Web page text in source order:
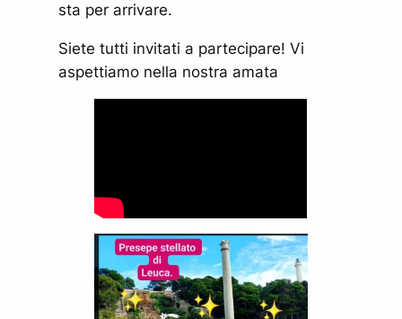
sta per arrivare.
Siete tutti invitati a partecipare! Vi
aspettiamo nella nostra amata